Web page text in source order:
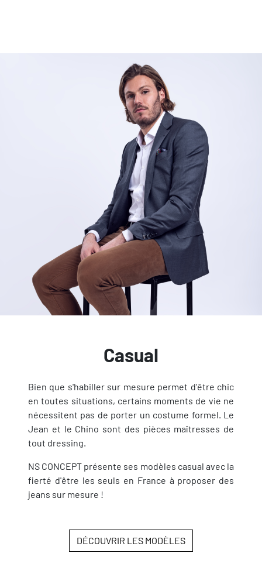
Casual
Bien que s'habiller sur mesure permet d'être chic
en toutes situations, certains moments de vie ne
nécessitent pas de porter un costume formel. Le
Jean et le Chino sont des pièces maîtresses de
tout dressing.
NS CONCEPT présente ses modèles casual avec la
fierté d'être les seuls en France à proposer des
jeans sur mesure !
DÉCOUVRIR LES MODÈLES